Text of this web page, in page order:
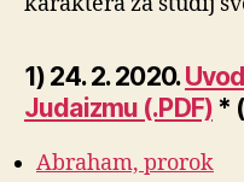
1) 24. 2. 2020.
Judaizmu (.PDF)* (
Abraham, prorok